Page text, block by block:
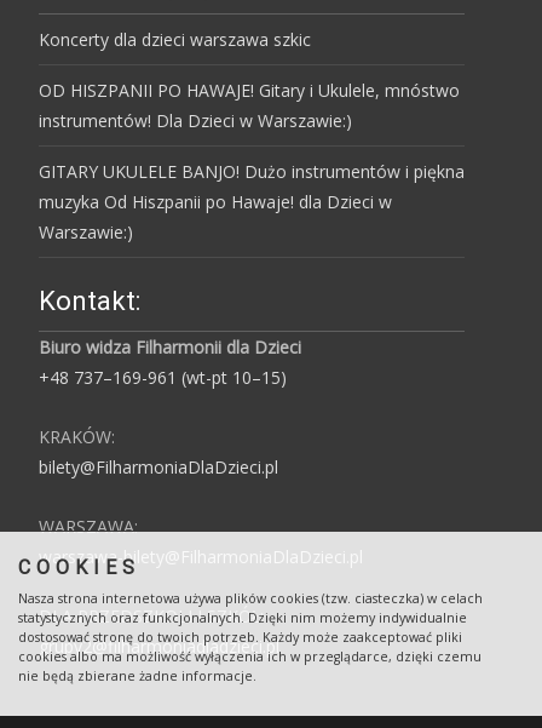
COOKIES
Nasza strona internetowa używa plików cookies (tzw. ciasteczka) w celach
statystycznych oraz funkcjonalnych. Dzięki nim możemy indywidualnie
dostosować stronę do twoich potrzeb. Każdy może zaakceptować pliki
cookies albo ma możliwość wyłączenia ich w przeglądarce, dzięki czemu
nie będą zbierane żadne informacje.
Koncerty dla dzieci warszawa szkic
OD HISZPANII PO HAWAJE! Gitary i Ukulele, mnóstwo
instrumentów! Dla Dzieci w Warszawie:)
GITARY UKULELE BANJO! Dużo instrumentów i piękna
muzyka Od Hiszpanii po Hawaje! dla Dzieci w
Warszawie:)
Kontakt:
Biuro widza Filharmonii dla Dzieci
+48 737–169-961 (wt-pt 10–15)
KRAKÓW:
bilety@FilharmoniaDlaDzieci.pl
WARSZAWA:
warszawa-bilety@FilharmoniaDlaDzieci.pl
DLA PRZEDSZKOLI I SZKÓŁ:
grupy2@filharmoniadladzieci.pl